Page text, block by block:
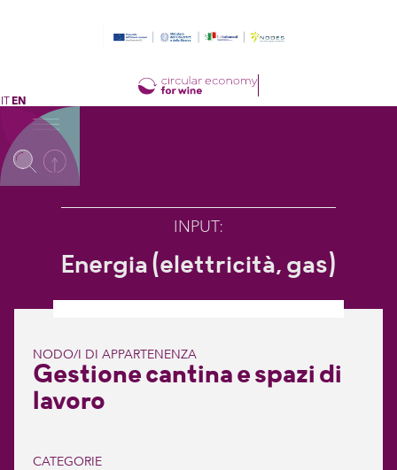
ITEN
INPUT:
Energia (elettricità, gas)
NODO/I DI APPARTENENZA
Gestione cantina e spazi di
lavoro
CATEGORIE